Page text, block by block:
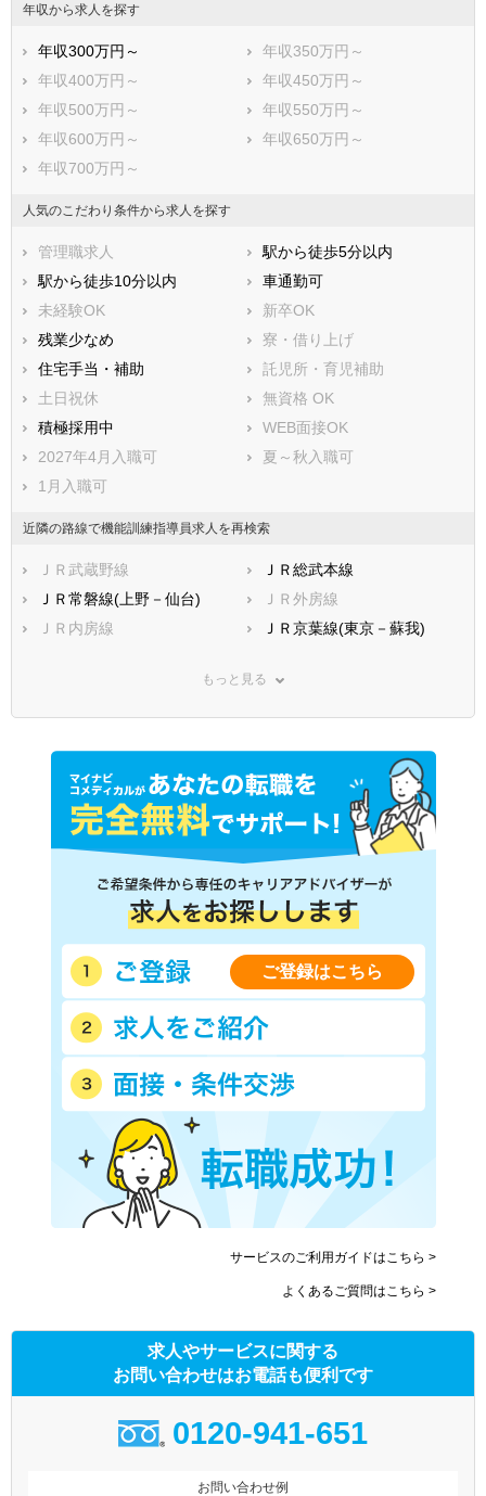
年収から求人を探す
年収300万円～
年収350万円～
年収400万円～
年収450万円～
年収500万円～
年収550万円～
年収600万円～
年収650万円～
年収700万円～
人気のこだわり条件から求人を探す
管理職求人
駅から徒歩5分以内
駅から徒歩10分以内
車通勤可
未経験OK
新卒OK
残業少なめ
寮・借り上げ
住宅手当・補助
託児所・育児補助
土日祝休
無資格 OK
積極採用中
WEB面接OK
2027年4月入職可
夏～秋入職可
1月入職可
近隣の路線で機能訓練指導員求人を再検索
ＪＲ武蔵野線
ＪＲ総武本線
ＪＲ常磐線(上野－仙台)
ＪＲ外房線
ＪＲ内房線
ＪＲ京葉線(東京－蘇我)
ＪＲ東金線
東武野田線
京成本線
東京メトロ東西線
都営新宿線
つくばエクスプレス
東葉高速鉄道
北総鉄道北総線
いすみ鉄道
山万ユーカリが丘線
芝山鉄道
小湊鐵道
千葉都市モノレール１号線
千葉都市モノレール２号線
流鉄流山線
銚子電気鉄道
京成松戸線
もっと見る
ご登録はこちら
サービスのご利用ガイドはこちら >
よくあるご質問はこちら >
求人やサービスに関する
お問い合わせはお電話も便利です
0120-941-651
お問い合わせ例